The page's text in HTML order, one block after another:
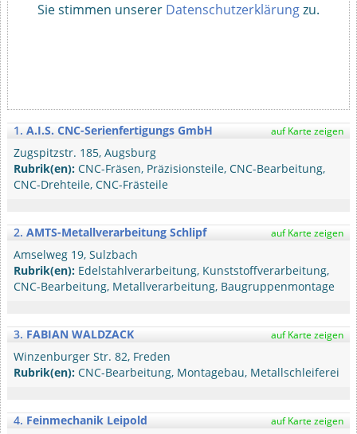
Sie stimmen unserer Datenschutzerklärungzu.
1. A.I.S. CNC-Serienfertigungs GmbH auf Karte zeigen
Zugspitzstr. 185, Augsburg
Rubrik(en): CNC-Fräsen, Präzisionsteile, CNC-Bearbeitung,
CNC-Drehteile, CNC-Frästeile
2. AMTS-Metallverarbeitung Schlipf auf Karte zeigen
Amselweg 19, Sulzbach
Rubrik(en): Edelstahlverarbeitung, Kunststoffverarbeitung,
CNC-Bearbeitung, Metallverarbeitung, Baugruppenmontage
3. FABIAN WALDZACK auf Karte zeigen
Winzenburger Str. 82, Freden
Rubrik(en): CNC-Bearbeitung, Montagebau, Metallschleiferei
4. Feinmechanik Leipold auf Karte zeigen